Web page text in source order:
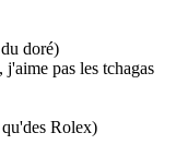
doré)
pas les tchagas
Rolex)